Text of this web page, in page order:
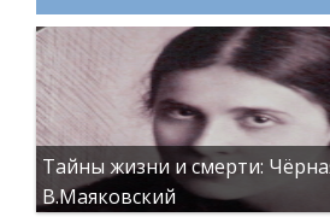
Тайны жизни и смерти:
В.Маяковский